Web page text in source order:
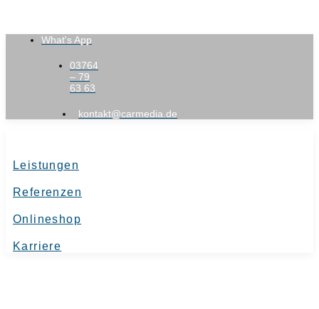
What's App
03764
– 79
63 63
kontakt@carmedia.de
Leistungen
Referenzen
Onlineshop
Karriere